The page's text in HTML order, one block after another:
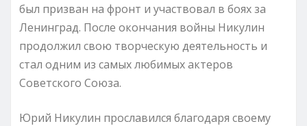
был призван на фронт и участвовал в боях за
Ленинград. После окончания войны Никулин
продолжил свою творческую деятельность и
стал одним из самых любимых актеров
Советского Союза.
Юрий Никулин прославился благодаря своему